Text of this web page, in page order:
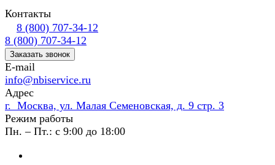
Контакты
8 (800) 707-34-12
8 (800) 707-34-12
Заказать звонок
E-mail
info@nbiservice.ru
Адрес
г. Москва, ул. Малая Семеновская, д. 9 стр. 3
Режим работы
Пн. – Пт.: с 9:00 до 18:00